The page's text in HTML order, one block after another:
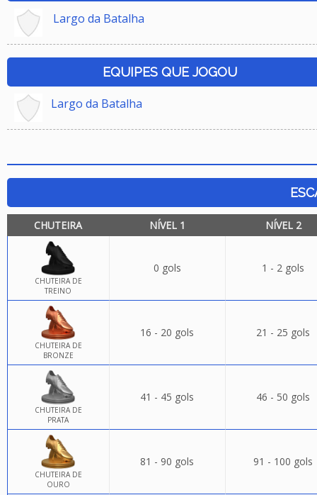
Largo da Batalha
EQUIPES QUE JOGOU
Largo da Batalha
CHUTEIRA NÍVEL 1 NÍVEL 2
CHUTEIRA DE
TREINO
0 gols 1 - 2 gols
CHUTEIRA DE
BRONZE
16 - 20 gols 21 - 25 gols
CHUTEIRA DE
PRATA
41 - 45 gols 46 - 50 gols
CHUTEIRA DE
OURO
81 - 90 gols 91 - 100 gols